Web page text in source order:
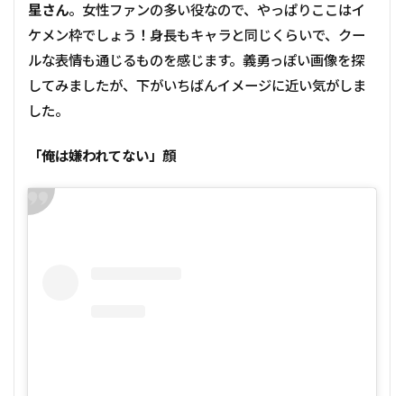
星さん。女性ファンの多い役なので、やっぱりここはイ
ケメン枠でしょう！身長もキャラと同じくらいで、クー
ルな表情も通じるものを感じます。義勇っぽい画像を探
してみましたが、下がいちばんイメージに近い気がしま
した。
「俺は嫌われてない」顔